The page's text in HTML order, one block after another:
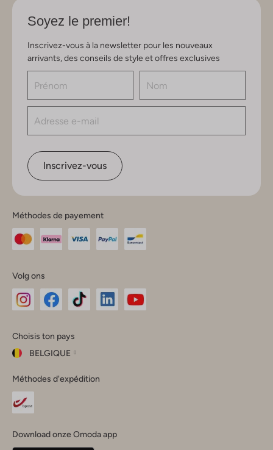
Soyez le premier!
Inscrivez-vous à la newsletter pour les nouveaux
arrivants, des conseils de style et offres exclusives
Inscrivez-vous
Méthodes de payement
Volg ons
Instagram
Facebook
TikTok
Choisis ton pays
BELGIQUE
ton
pays
Fermer
Belgique(Français)
Méthodes d'expédition
Download onze Omoda app